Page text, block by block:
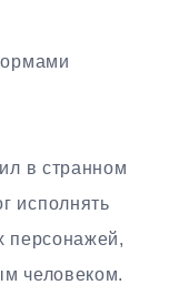
в странном
исполнять
персонажей,
человеком.